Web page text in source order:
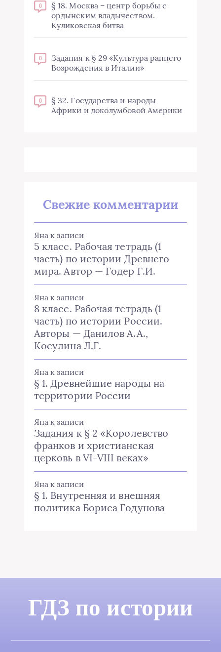
0
§ 18. Москва – центр борьбы с
ордынским владычеством.
Куликовская битва
0
Задания к § 29 «Культура раннего
Возрождения в Италии»
0
§ 32. Государства и народы
Африки и доколумбовой Америки
Свежие комментарии
Яна к записи
5 класс. Рабочая тетрадь (1
часть) по истории Древнего
мира. Автор — Годер Г.И.
Яна к записи
8 класс. Рабочая тетрадь (1
часть) по истории России.
Авторы — Данилов А.А.,
Косулина Л.Г.
Яна к записи
§ 1. Древнейшие народы на
территории России
Яна к записи
Задания к § 2 «Королевство
франков и христианская
церковь в VI-VIII веках»
Яна к записи
§ 1. Внутренняя и внешняя
политика Бориса Годунова
ГДЗ по истории